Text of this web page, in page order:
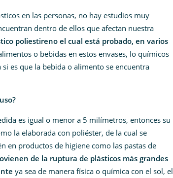
en las personas, no hay estudios muy
dentro de ellos que afectan nuestra
poliestireno el cual está probado, en varios
o bebidas en estos envases, lo químicos
es que la bebida o alimento se encuentra
es igual o menor a 5 milímetros, entonces su
la elaborada con poliéster, de la cual se
en productos de higiene como las pastas de
de la ruptura de plásticos más grandes
ya sea de manera física o química con el sol, el